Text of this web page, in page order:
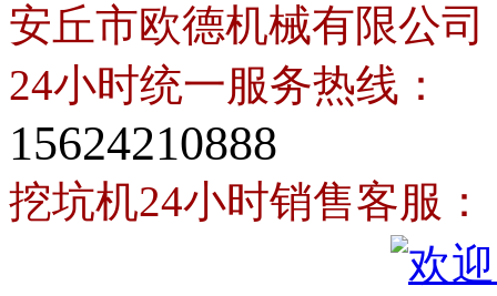
安丘市欧德机械有限公司
24小时统一服务热线：
15624210888
挖坑机24小时销售客服：